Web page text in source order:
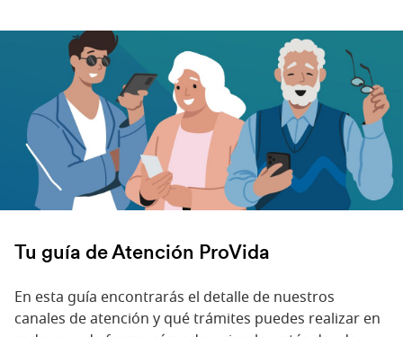
Tu guía de Atención ProVida
En esta guía encontrarás el detalle de nuestros
canales de atención y qué trámites puedes realizar en